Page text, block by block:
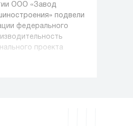
ООО «Завод
подвели
федерального
проекта
конкурентная